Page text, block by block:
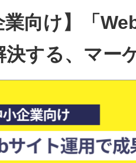
業向け】「
決する、マー